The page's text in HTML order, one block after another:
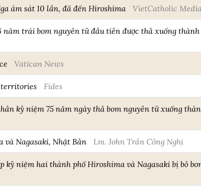
ám sát 10 lần, đã đến Hiroshima VietCatholic
trái bom nguyên tử đầu tiên được thả xuống thành
Vatican News
territories Fides
kỷ niệm 75 năm ngày thả bom nguyên tử xuống
và Nagasaki, Nhật Bản Lm. John Trần Công Nghị
kỷ niệm hai thành phố Hiroshima và Nagasaki bị bỏ